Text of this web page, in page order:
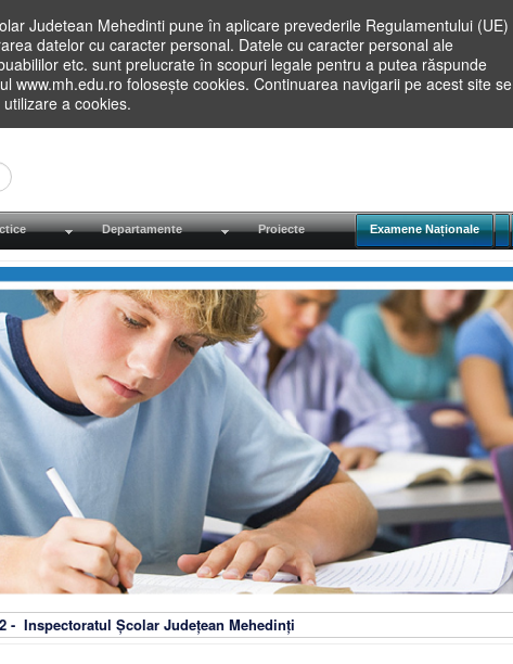
Judetean Mehedinti pune în aplicare prevederile Regulamentului (UE)
datelor cu caracter personal. Datele cu caracter personal ale
etc. sunt prelucrate în scopuri legale pentru a putea răspunde
www.mh.edu.ro folosește cookies. Continuarea navigarii pe acest site se
a cookies.
Departamente Proiecte Examene Naționale
- Inspectoratul Școlar Județean Mehedinți